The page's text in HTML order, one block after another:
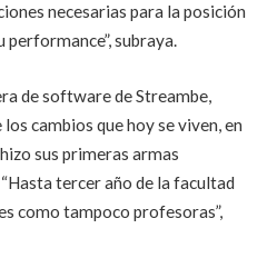
necesarias para la posición
performance”, subraya.
de software de Streambe,
cambios que hoy se viven, en
sus primeras armas
tercer año de la facultad
como tampoco profesoras”,